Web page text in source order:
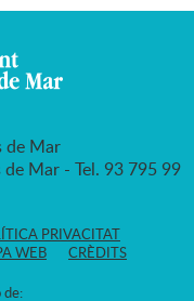
de Mar
Mar - Tel. 93 795 99
PRIVACITAT
WEB CRÈDITS
de: